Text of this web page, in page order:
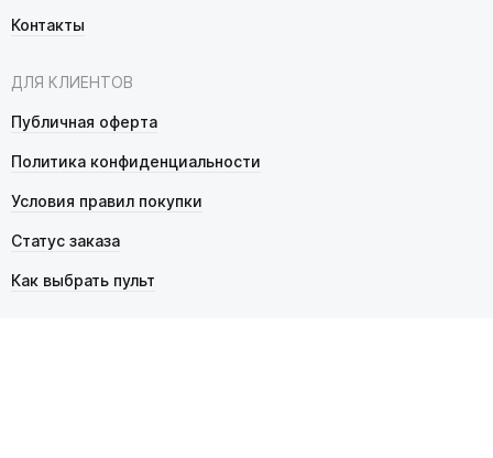
Контакты
ДЛЯ КЛИЕНТОВ
Публичная оферта
Политика конфиденциальности
Условия правил покупки
Статус заказа
Как выбрать пульт